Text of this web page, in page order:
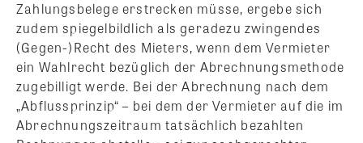
Zahlungsbelege erstrecken müsse, ergebe sich
zudem spiegelbildlich als geradezu zwingendes
(Gegen-)Recht des Mieters, wenn dem Vermieter
ein Wahlrecht bezüglich der Abrechnungsmethode
zugebilligt werde. Bei der Abrechnung nach dem
„Abflussprinzip“ – bei dem der Vermieter auf die im
Abrechnungszeitraum tatsächlich bezahlten